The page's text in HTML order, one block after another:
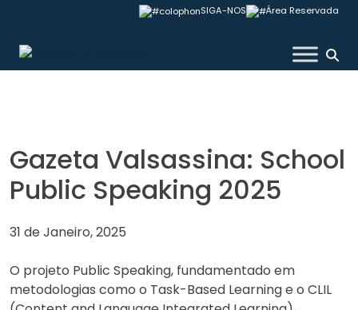
content
SIGA-NOS Área Reservada
Colégio Valsassina
Gazeta Valsassina: School
Public Speaking 2025
31 de Janeiro, 2025
O projeto Public Speaking, fundamentado em
metodologias como o Task-Based Learning e o CLIL